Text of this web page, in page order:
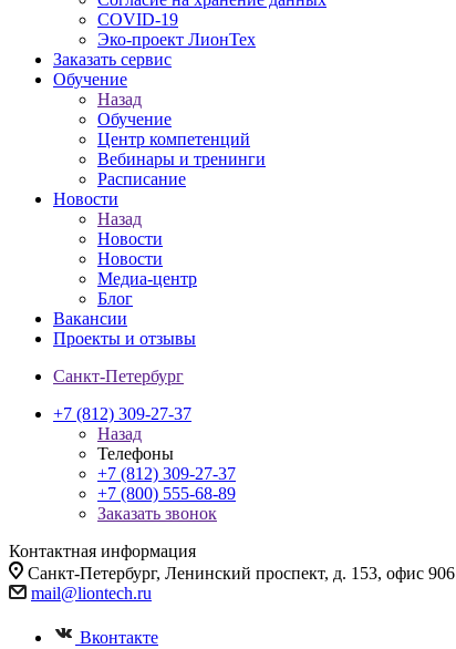
COVID-19
Эко-проект ЛионТех
Заказать сервис
Обучение
Назад
Обучение
Центр компетенций
Вебинары и тренинги
Расписание
Новости
Назад
Новости
Новости
Медиа-центр
Блог
Вакансии
Проекты и отзывы
Санкт-Петербург
+7 (812) 309-27-37
Назад
Телефоны
+7 (812) 309-27-37
+7 (800) 555-68-89
Заказать звонок
Контактная информация
Санкт-Петербург, Ленинский проспект, д. 153, офис 906
mail@liontech.ru
Вконтакте